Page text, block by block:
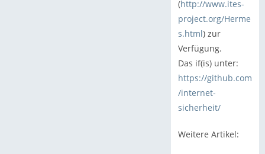
(http://www.ites-
project.org/Herme
s.html) zur
Verfügung.
Das if(is) unter:
https://github.com
/internet-
sicherheit/
Weitere Artikel: